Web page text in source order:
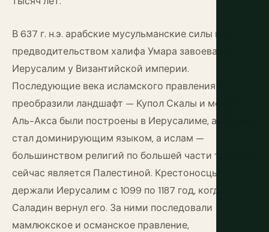
В 637 г. н.э. арабские мусульманские силы под
предводительством халифа Умара завоевали
Иерусалим у Византийской империи.
Последующие века исламского правления
преобразили ландшафт — Купол Скалы и мечеть
Аль-Акса были построены в Иерусалиме, арабский
стал доминирующим языком, а ислам —
большинством религий по большей части того, что
сейчас является Палестиной. Крестоносцы
держали Иерусалим с 1099 по 1187 год, когда
Саладин вернул его. За ними последовали
мамлюкское и османское правление,